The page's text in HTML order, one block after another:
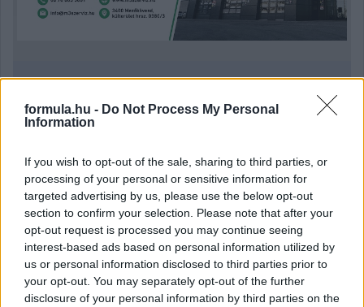
formula.hu - Do Not Process My Personal
Information
If you wish to opt-out of the sale, sharing to third parties, or
processing of your personal or sensitive information for
targeted advertising by us, please use the below opt-out
section to confirm your selection. Please note that after your
opt-out request is processed you may continue seeing
interest-based ads based on personal information utilized by
us or personal information disclosed to third parties prior to
your opt-out. You may separately opt-out of the further
disclosure of your personal information by third parties on the
Parc Fermé
6 órája
IndyCar: Palou nyert Portlandben, már 100 pont fölött az
előnye